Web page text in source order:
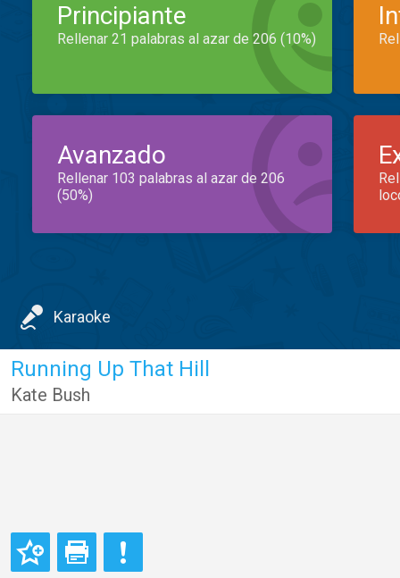
Principiante
Rellenar 21 palabras al azar de 206 (10%)
Avanzado
Rellenar 103 palabras al azar de 206
(50%)
Karaoke
Running Up That Hill
Kate Bush